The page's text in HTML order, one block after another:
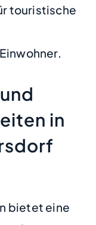
touristische
Einwohner.
in
bietet eine